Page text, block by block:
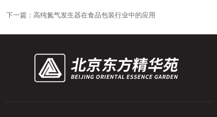
下一篇：高纯氮气发生器在食品包装行业中的应用